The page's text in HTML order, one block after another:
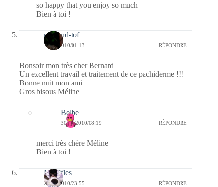
so happy that you enjoy so much
Bien à toi !
mel-and-tof
30/01/2010/01:13 RÉPONDRE
Bonsoir mon très cher Bernard
Un excellent travail et traitement de ce pachiderme !!!
Bonne nuit mon ami
Gros bisous Méline
Belbe
30/01/2010/08:19 RÉPONDRE
merci très chère Méline
Bien à toi !
Mouffles
29/01/2010/23:55 RÉPONDRE